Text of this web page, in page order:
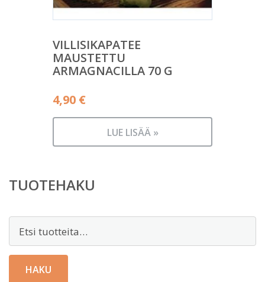
VILLISIKAPATEE
MAUSTETTU
ARMAGNACILLA 70 G
4,90 €
LUE LISÄÄ »
TUOTEHAKU
HAKU